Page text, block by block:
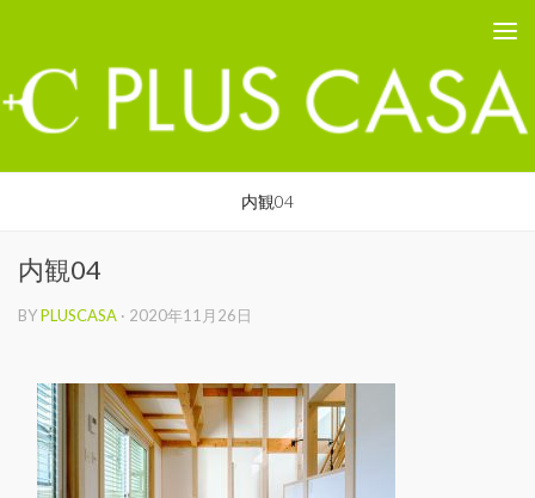
内観04
内観04
BYPLUSCASA · 2020年11月26日